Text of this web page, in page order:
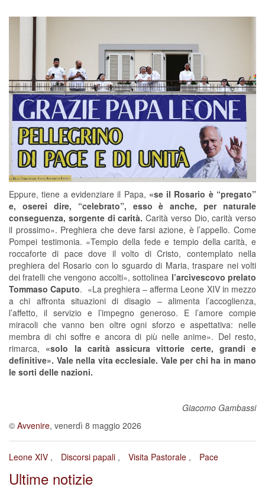
Eppure, tiene a evidenziare il Papa, «se il Rosario è “pregato”
e, oserei dire, “celebrato”, esso è anche, per naturale
conseguenza, sorgente di carità. Carità verso Dio, carità verso
il prossimo». Preghiera che deve farsi azione, è l’appello. Come
Pompei testimonia. «Tempio della fede e tempio della carità, e
roccaforte di pace dove il volto di Cristo, contemplato nella
preghiera del Rosario con lo sguardo di Maria, traspare nei volti
dei fratelli che vengono accolti», sottolinea l’arcivescovo prelato
Tommaso Caputo. «La preghiera – afferma Leone XIV in mezzo
a chi affronta situazioni di disagio – alimenta l’accoglienza,
l’affetto, il servizio e l’impegno generoso. E l’amore compie
miracoli che vanno ben oltre ogni sforzo e aspettativa: nelle
membra di chi soffre e ancora di più nelle anime». Del resto,
rimarca, «solo la carità assicura vittorie certe, grandi e
definitive». Vale nella vita ecclesiale. Vale per chi ha in mano
le sorti delle nazioni.
Giacomo Gambassi
© Avvenire, venerdì 8 maggio 2026
Leone XIV Discorsi papali Visita Pastorale Pace
Ultime notizie